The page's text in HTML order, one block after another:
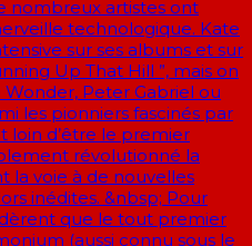
nombreux artistes ont
technologique. Kate
sur ses albums et sur
Up That Hill ”, mais on
Peter Gabriel ou
les pionniers fascinés par
loin d’être le premier
révolutionné la
la voie à de nouvelles
inédites. &nbsp; Pour
que le tout premier
(aussi connu sous le